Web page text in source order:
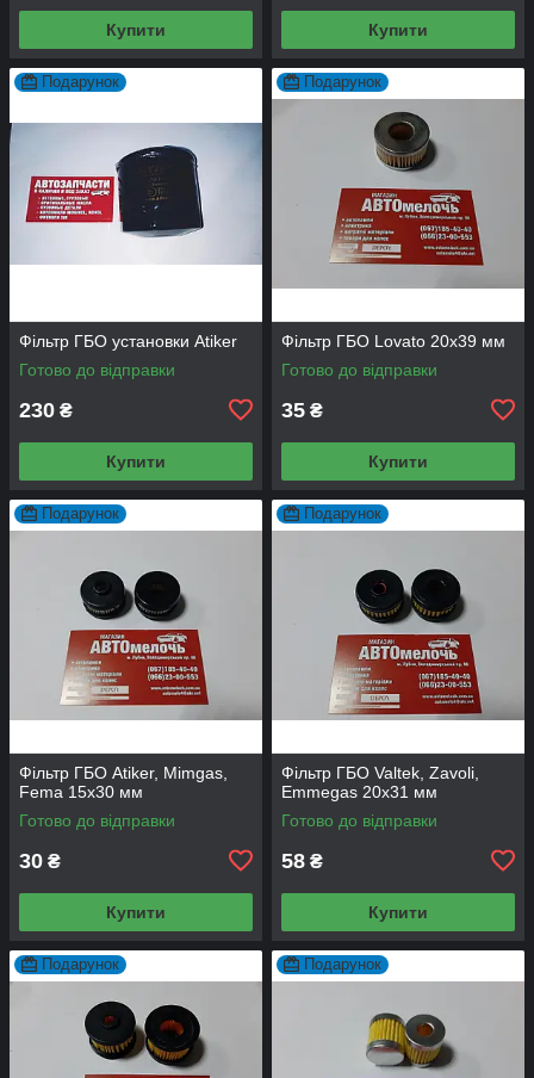
Купити Купити
Подарунок
Фільтр ГБО установки Atiker
Готово до відправки
230 ₴
Купити
Подарунок
Фільтр ГБО Lovato 20х39 мм
Готово до відправки
35 ₴
Купити
Подарунок
Фільтр ГБО Atiker, Mimgas,
Fema 15х30 мм
Готово до відправки
30 ₴
Купити
Подарунок
Фільтр ГБО Valtek, Zavoli,
Emmegas 20х31 мм
Готово до відправки
58 ₴
Купити
Подарунок Подарунок